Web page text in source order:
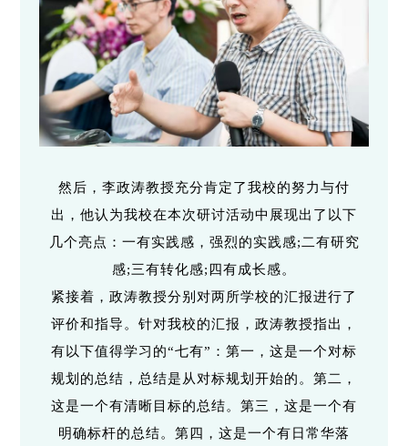
然后，李政涛教授充分肯定了我校的努力与付
出，他认为我校在本次研讨活动中展现出了以下
几个亮点：一有实践感，强烈的实践感;二有研究
感;三有转化感;四有成长感。
紧接着，政涛教授分别对两所学校的汇报进行了
评价和指导。针对我校的汇报，政涛教授指出，
有以下值得学习的“七有”：第一，这是一个对标
规划的总结，总结是从对标规划开始的。第二，
这是一个有清晰目标的总结。第三，这是一个有
明确标杆的总结。第四，这是一个有日常华落